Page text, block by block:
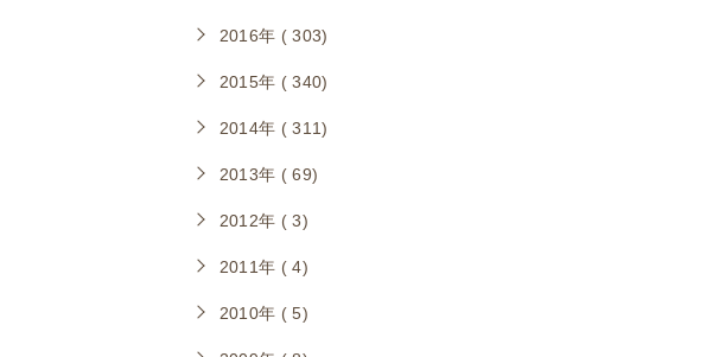
2016年 ( 303)
2015年 ( 340)
2014年 ( 311)
2013年 ( 69)
2012年 ( 3)
2011年 ( 4)
2010年 ( 5)